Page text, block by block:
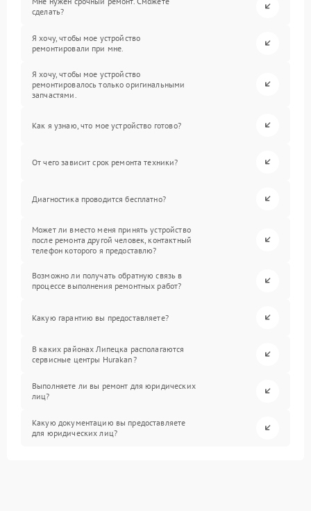
сделать?
Я хочу, чтобы мое устройство
ремонтировали при мне.
Я хочу, чтобы мое устройство
ремонтировалось только оригинальными
запчастями.
Как я узнаю, что мое устройство готово?
От чего зависит срок ремонта техники?
Диагностика проводится бесплатно?
Может ли вместо меня принять устройство
после ремонта другой человек, контактный
телефон которого я предоставлю?
Возможно ли получать обратную связь в
процессе выполнения ремонтных работ?
Какую гарантию вы предоставляете?
В каких районах Липецка располагаются
сервисные центры Hurakan?
Выполняете ли вы ремонт для юридических
лиц?
Какую документацию вы предоставляете
для юридических лиц?